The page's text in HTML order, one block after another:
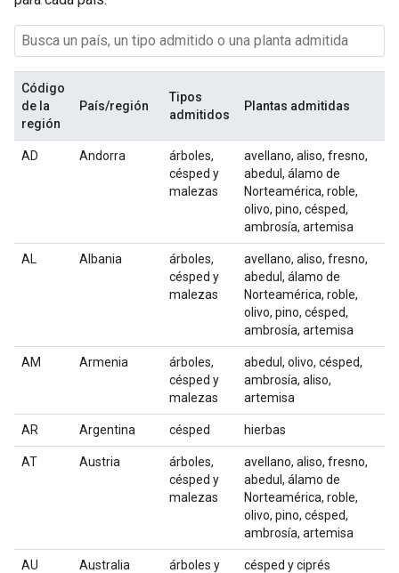
Código
de la
región
País/región
Tipos
admitidos
Plantas admitidas
AD Andorra
árboles,
césped y
malezas
avellano, aliso, fresno,
abedul, álamo de
Norteamérica, roble,
olivo, pino, césped,
ambrosía, artemisa
AL Albania
árboles,
césped y
malezas
avellano, aliso, fresno,
abedul, álamo de
Norteamérica, roble,
olivo, pino, césped,
ambrosía, artemisa
AM Armenia
árboles,
césped y
malezas
abedul, olivo, césped,
ambrosía, aliso,
artemisa
AR Argentina césped hierbas
AT Austria
árboles,
césped y
malezas
avellano, aliso, fresno,
abedul, álamo de
Norteamérica, roble,
olivo, pino, césped,
ambrosía, artemisa
AU Australia
árboles y
césped y ciprés